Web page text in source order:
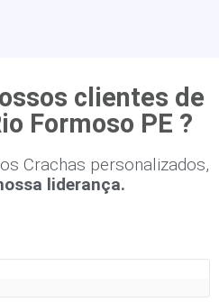
clientes de
Formoso PE ?
Crachas personalizados,
liderança.